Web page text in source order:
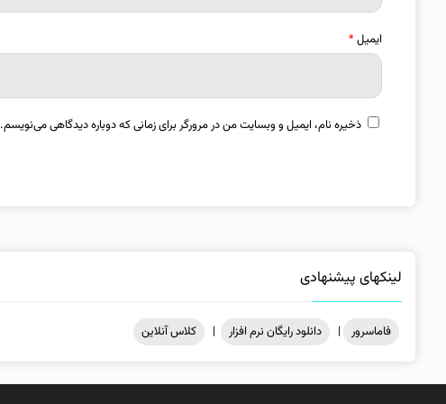
ایمیل*
ذخیره نام، ایمیل و وبسایت من در مرورگر برای زمانی که دوباره دیدگاهی می‌نویسم.
لینکهای پیشنهادی
فاماسرور | دانلود رایگان نرم افزار | کلاس آنلاین